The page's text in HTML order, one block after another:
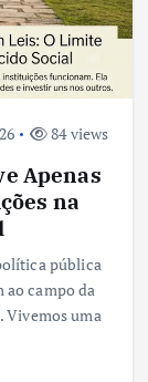
84 views
Apenas
na
pública
ao campo da
Vivemos uma